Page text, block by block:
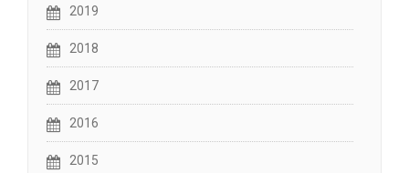
2019
2018
2017
2016
2015